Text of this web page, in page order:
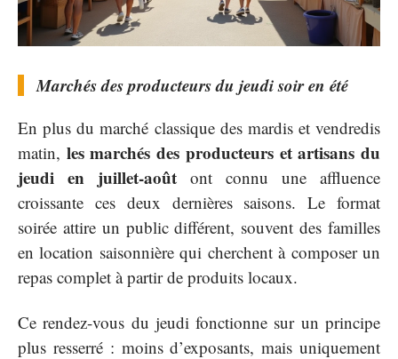
Marchés des producteurs du jeudi soir en été
En plus du marché classique des mardis et vendredis
matin, les marchés des producteurs et artisans du
jeudi en juillet-août ont connu une affluence
croissante ces deux dernières saisons. Le format
soirée attire un public différent, souvent des familles
en location saisonnière qui cherchent à composer un
repas complet à partir de produits locaux.
Ce rendez-vous du jeudi fonctionne sur un principe
plus resserré : moins d’exposants, mais uniquement